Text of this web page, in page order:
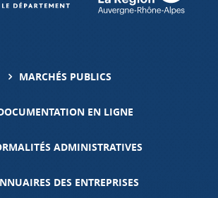
MARCHÉS PUBLICS
EN LIGNE
ADMINISTRATIVES
DES ENTREPRISES